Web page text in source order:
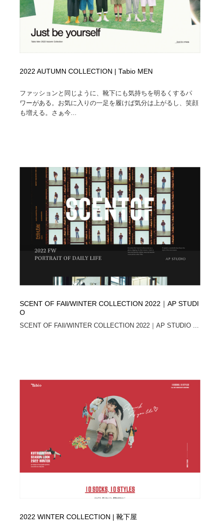
2022 AUTUMN COLLECTION | Tabio MEN
ファッションと同じように、靴下にも気持ちを明るくするパ
ワーがある。お気に入りの一足を履けば気分は上がるし、笑顔
も増える。さぁ今...
SCENT OF FAll/WINTER COLLECTION 2022｜AP STUDI
O
SCENT OF FAll/WINTER COLLECTION 2022｜AP STUDIO ...
2022 WINTER COLLECTION | 靴下屋